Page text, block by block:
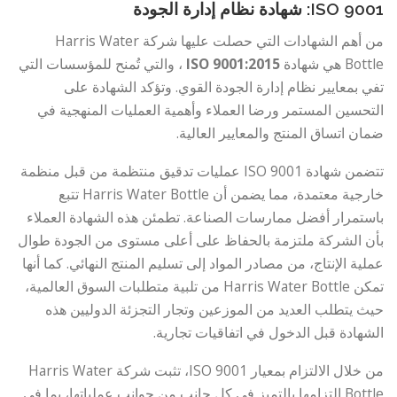
ISO 9001: شهادة نظام إدارة الجودة
من أهم الشهادات التي حصلت عليها شركة Harris Water
Bottle هي شهادة
ISO 9001:2015 ، والتي تُمنح للمؤسسات التي
تفي بمعايير نظام إدارة الجودة القوي. وتؤكد الشهادة على
التحسين المستمر ورضا العملاء وأهمية العمليات المنهجية في
ضمان اتساق المنتج والمعايير العالية.
تتضمن شهادة ISO 9001 عمليات تدقيق منتظمة من قبل منظمة
خارجية معتمدة، مما يضمن أن Harris Water Bottle تتبع
باستمرار أفضل ممارسات الصناعة. تطمئن هذه الشهادة العملاء
بأن الشركة ملتزمة بالحفاظ على أعلى مستوى من الجودة طوال
عملية الإنتاج، من مصادر المواد إلى تسليم المنتج النهائي. كما أنها
تمكن Harris Water Bottle من تلبية متطلبات السوق العالمية،
حيث يتطلب العديد من الموزعين وتجار التجزئة الدوليين هذه
الشهادة قبل الدخول في اتفاقيات تجارية.
من خلال الالتزام بمعيار ISO 9001، تثبت شركة Harris Water
Bottle التزامها بالتميز في كل جانب من جوانب عملياتها، بما في